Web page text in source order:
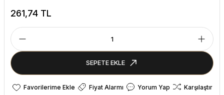
261,74 TL
SEPETE EKLE
Fiyat Alarmı Yorum Yap
Karşılaştır